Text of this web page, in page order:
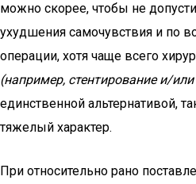
можно скорее, чтобы не
ухудшения самочувствия и по
операции, хотя чаще всего
(например, стентирование и/
единственной альтернативой,
тяжелый характер.
При относительно рано